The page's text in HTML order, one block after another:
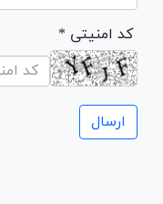
* کد امنیتی